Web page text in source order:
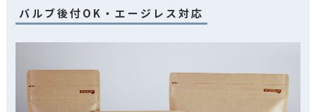
バルブ後付OK・エージレス対応